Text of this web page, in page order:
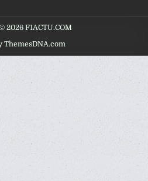
2026 F1ACTU.COM
ThemesDNA.com